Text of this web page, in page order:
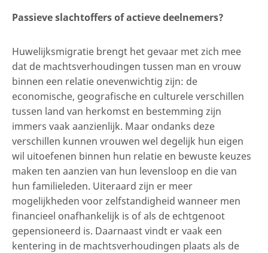
Passieve slachtoffers of actieve deelnemers?
Huwelijksmigratie brengt het gevaar met zich mee
dat de machtsverhoudingen tussen man en vrouw
binnen een relatie onevenwichtig zijn: de
economische, geografische en culturele verschillen
tussen land van herkomst en bestemming zijn
immers vaak aanzienlijk. Maar ondanks deze
verschillen kunnen vrouwen wel degelijk hun eigen
wil uitoefenen binnen hun relatie en bewuste keuzes
maken ten aanzien van hun levensloop en die van
hun familieleden. Uiteraard zijn er meer
mogelijkheden voor zelfstandigheid wanneer men
financieel onafhankelijk is of als de echtgenoot
gepensioneerd is. Daarnaast vindt er vaak een
kentering in de machtsverhoudingen plaats als de